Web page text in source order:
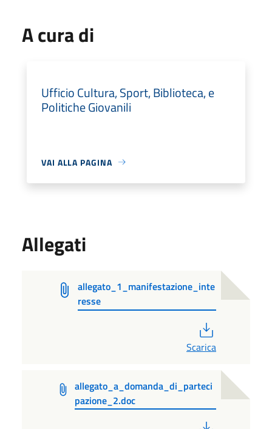
A cura di
Ufficio Cultura, Sport, Biblioteca, e
Politiche Giovanili
VAI ALLA PAGINA
Allegati
allegato_1_manifestazione_inte
resse
Scarica
allegato_a_domanda_di_parteci
pazione_2.doc